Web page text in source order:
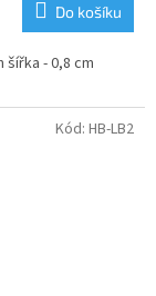
Do košíku
- 0,8 cm
Kód: HB-LB2